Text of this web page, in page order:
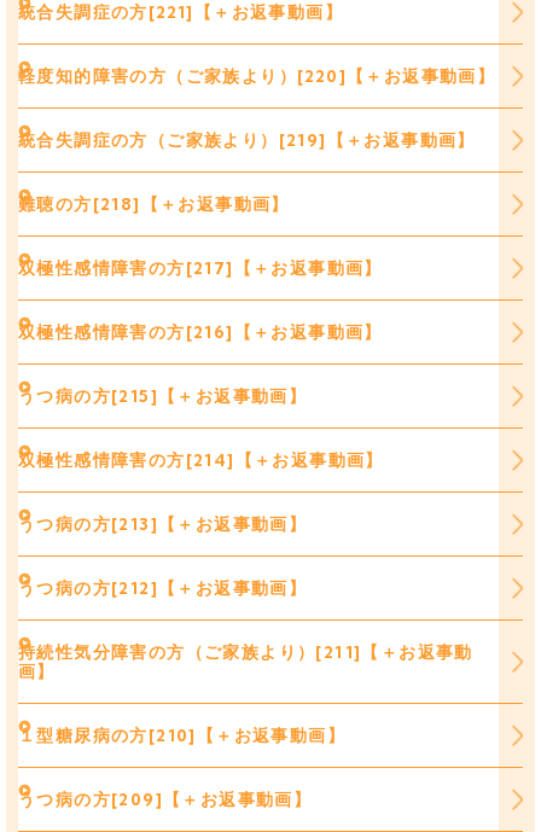
統合失調症の方[221]【＋お返事動画】
軽度知的障害の方（ご家族より）[220]【＋お返事動画】
統合失調症の方（ご家族より）[219]【＋お返事動画】
難聴の方[218]【＋お返事動画】
双極性感情障害の方[217]【＋お返事動画】
双極性感情障害の方[216]【＋お返事動画】
うつ病の方[215]【＋お返事動画】
双極性感情障害の方[214]【＋お返事動画】
うつ病の方[213]【＋お返事動画】
うつ病の方[212]【＋お返事動画】
持続性気分障害の方（ご家族より）[211]【＋お返事動
画】
１型糖尿病の方[210]【＋お返事動画】
うつ病の方[209]【＋お返事動画】